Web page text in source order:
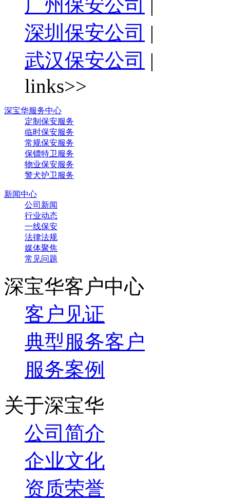
广州保安公司
深圳保安公司 |
武汉保安公司 |
links>>
深宝华服务中心
定制保安服务
临时保安服务
常规保安服务
保镖特卫服务
物业保安服务
警犬护卫服务
新闻中心
公司新闻
行业动态
一线保安
法律法规
媒体聚焦
常见问题
深宝华客户中心
客户见证
典型服务客户
服务案例
关于深宝华
公司简介
企业文化
资质荣誉